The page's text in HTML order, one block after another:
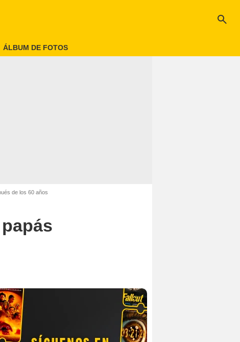
search
ÁLBUM DE FOTOS
de los 60 años